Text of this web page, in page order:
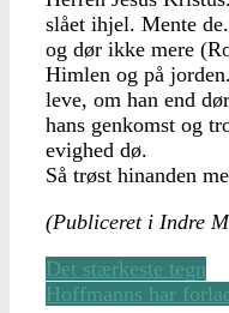
slået ihjel. Mente
og dør ikke mere
Himlen og på
leve, om han end
hans genkomst og
evighed dø.
Så trøst hinanden
(Publiceret i Indre
Det stærkeste tegn
Hoffmanns har